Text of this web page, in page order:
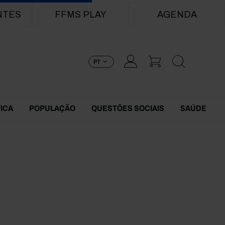
FFMS PLAY AGENDA
PT
POPULAÇÃO QUESTÕES SOCIAIS SAÚDE